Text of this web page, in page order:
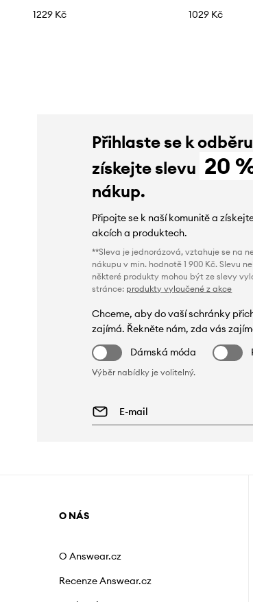
1229 Kč 1029 Kč
Přihlaste se k
získejte slevu 20
nákup.
Připojte se k naší komunitě a
akcích a produktech.
**Sleva je jednorázová, vztahuje se na
nákupu v min. hodnotě 1 900 Kč. Slevu
některé produkty mohou být ze slevy
stránce: produkty vyloučené z akce
Chceme, aby do vaší schránky
zajímá. Řekněte nám, zda vás
Dámská móda
Výběr nabídky je volitelný.
O NÁS
O Answear.cz
Recenze Answear.cz